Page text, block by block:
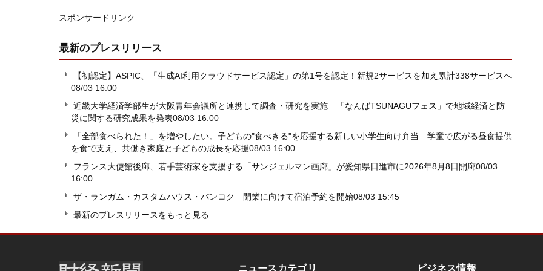
スポンサードリンク
最新のプレスリリース
【初認定】ASPIC、「生成AI利用クラウドサービス認定」の第1号を認定！新規2サービスを加え累計338サービスへ
08/03 16:00
近畿大学経済学部生が大阪青年会議所と連携して調査・研究を実施 「なんばTSUNAGUフェス」で地域経済と防
災に関する研究成果を発表08/03 16:00
「全部食べられた！」を増やしたい。子どもの"食べきる"を応援する新しい小学生向け弁当 学童で広がる昼食提供
を食で支え、共働き家庭と子どもの成長を応援08/03 16:00
フランス大使館後廊、若手芸術家を支援する「サンジェルマン画廊」が愛知県日進市に2026年8月8日開廊08/03
16:00
ザ・ランガム・カスタムハウス・バンコク 開業に向けて宿泊予約を開始08/03 15:45
最新のプレスリリースをもっと見る
ニュースカテゴリ ビジネス情報